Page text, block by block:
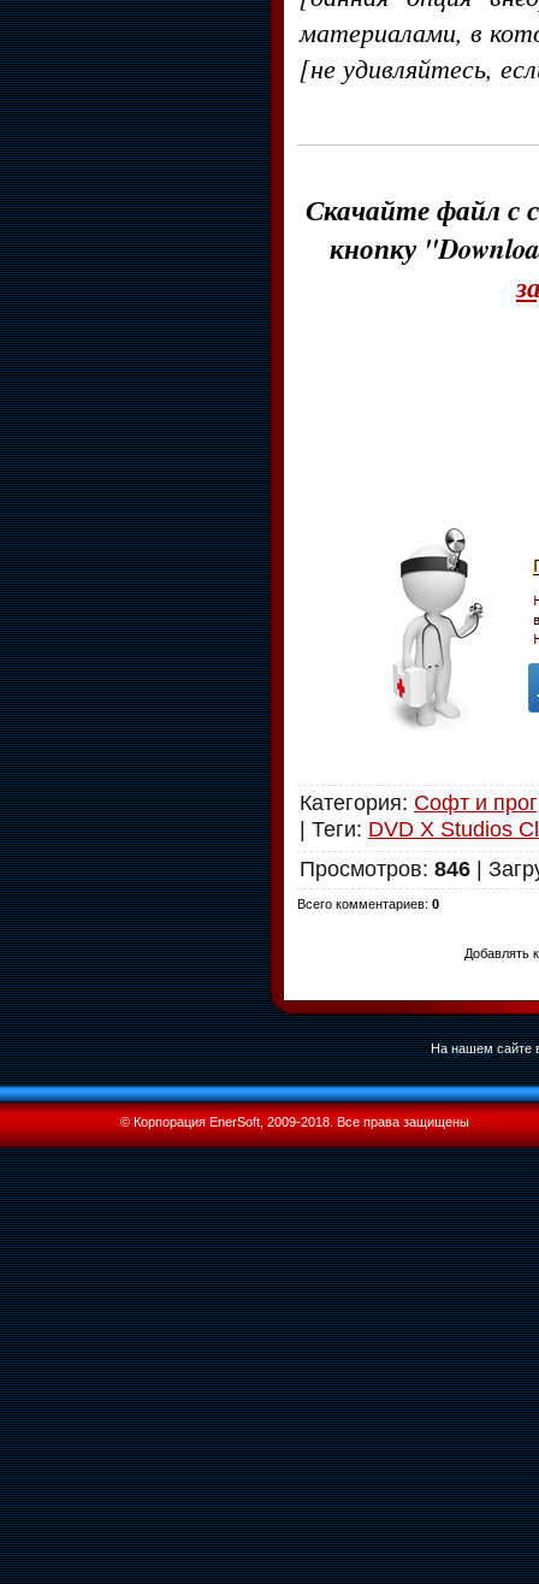
материалами, в
[не удивляйтесь,
Скачайте файл с
кнопку
Категория: Софт и
| Теги: DVD X Studios
Просмотров: 846 |
Всего комментариев: 0
Добавлять
На нашем сайте
© Корпорация EnerSoft, 2009-2018. Все права защищены